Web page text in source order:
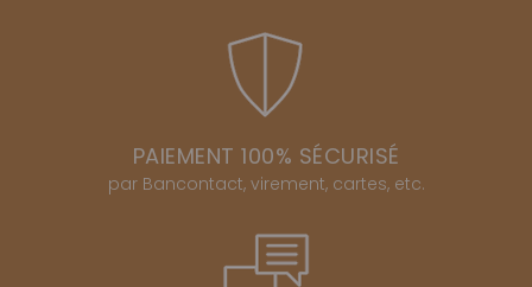
PAIEMENT 100% SÉCURISÉ
par Bancontact, virement, cartes, etc.